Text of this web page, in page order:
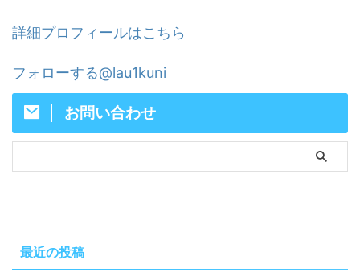
詳細プロフィールはこちら
フォローする@lau1kuni
お問い合わせ
最近の投稿